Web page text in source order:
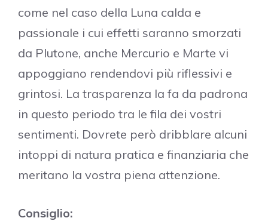
come nel caso della Luna calda e
passionale i cui effetti saranno smorzati
da Plutone, anche Mercurio e Marte vi
appoggiano rendendovi più riflessivi e
grintosi. La trasparenza la fa da padrona
in questo periodo tra le fila dei vostri
sentimenti. Dovrete però dribblare alcuni
intoppi di natura pratica e finanziaria che
meritano la vostra piena attenzione.
Consiglio: